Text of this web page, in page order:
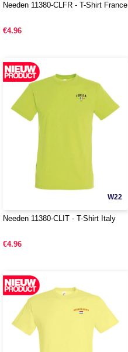
Needen 11380-CLFR - T-Shirt France
€4.96
W22
Needen 11380-CLIT - T-Shirt Italy
€4.96